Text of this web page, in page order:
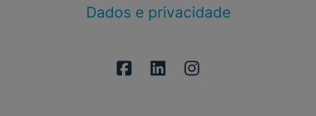
Dados e privacidade